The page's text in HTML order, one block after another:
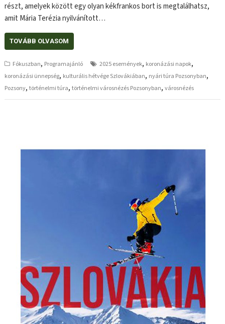
részt, amelyek között egy olyan kékfrankos bort is megtalálhatsz,
amit Mária Terézia nyilvánított…
TOVÁBB OLVASOM
Fókuszban, Programajánló 2025 események, koronázási napok,
koronázási ünnepség, kulturális hétvége Szlovákiában, nyári túra Pozsonyban,
Pozsony,történelmi túra,történelmi városnézés Pozsonyban,városnézés